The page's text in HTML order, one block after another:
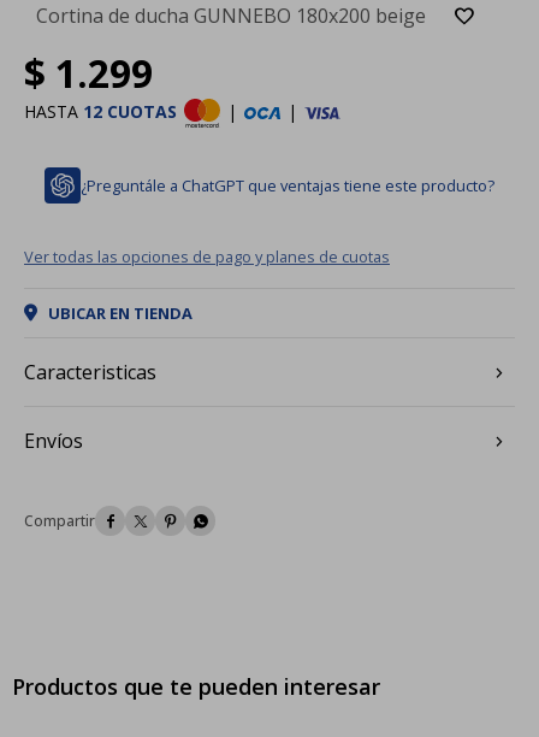
Cortina de ducha GUNNEBO 180x200 beige
$ 1.299
HASTA 12 CUOTAS | |
¿Preguntále a ChatGPT que ventajas tiene este producto?
Ver todas las opciones de pago y planes de cuotas
UBICAR EN TIENDA
Caracteristicas
Envíos
   
Productos que te pueden interesar